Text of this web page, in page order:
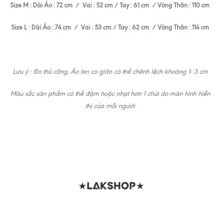
Size M : Dài Áo : 72 cm / Vai : 52 cm / Tay : 61 cm / Vòng Thân : 110 cm
Size L : Dài Áo : 74 cm / Vai : 53 cm / Tay : 62 cm / Vòng Thân : 114 cm
Lưu ý : Đo thủ công, Áo len co giãn có thể chênh lệch khoảng 1- 3 cm
Màu sắc sản phẩm có thể đậm hoặc nhạt hơn 1 chút do màn hình hiển
thị của mỗi người